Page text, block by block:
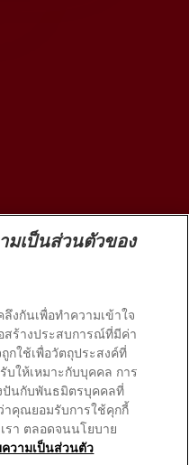
งวนลิขสิทธิ์
มเป็นส่วนตัวของ
งกันเพื่อทำความเข้าใจ
สร้างประสบการณ์ที่มีค่า
ใช้เพื่อวัตถุประสงค์ที่
ให้เหมาะกับบุคคล การ
ปันกับพันธมิตรบุคคลที่
าคุณยอมรับการใช้คุกกี้
รา ตลอดจนนโยบาย
วามเป็นส่วนตัว